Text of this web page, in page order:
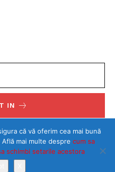
IN
Policy.
că vă oferim cea mai bună
mai multe despre cum sa
schimbi setarile acestora